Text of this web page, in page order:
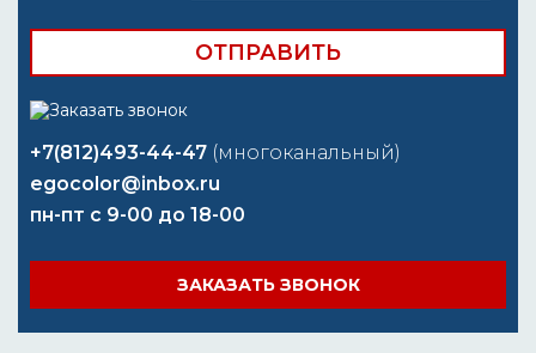
+7(812)493-44-47 (многоканальный)
egocolor@inbox.ru
пн-пт с 9-00 до 18-00
ЗАКАЗАТЬ ЗВОНОК